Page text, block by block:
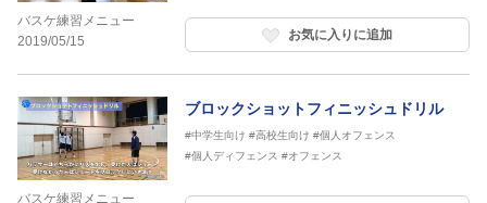
バスケ練習メニュー
2019/05/15
お気に入りに追加
バスケ練習メニュー
ブロックショットフィニッシュドリル
#中学生向け #高校生向け #個人オフェンス
#個人ディフェンス #オフェンス